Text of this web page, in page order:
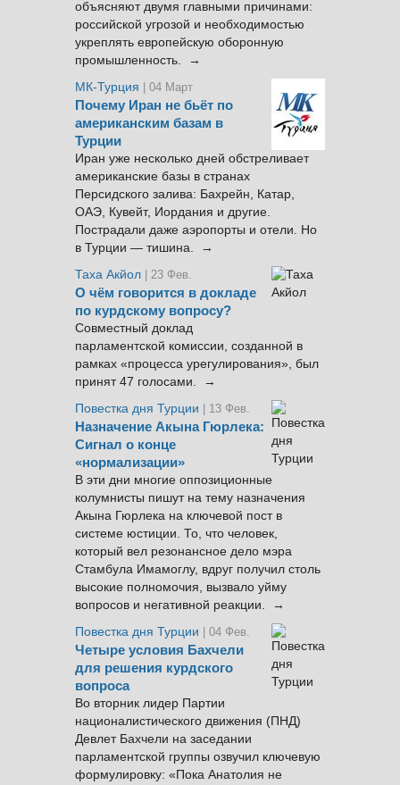
объясняют двумя главными причинами:
российской угрозой и необходимостью
укреплять европейскую оборонную
промышленность. →
МК-Турция
| 04 Март
Почему Иран не бьёт по
американским базам в
Турции
Иран уже несколько дней обстреливает
американские базы в странах
Персидского залива: Бахрейн, Катар,
ОАЭ, Кувейт, Иордания и другие.
Пострадали даже аэропорты и отели. Но
в Турции — тишина. →
Таха Акйол | 23 Фев.
О чём говорится в докладе
по курдскому вопросу?
Совместный доклад
парламентской комиссии, созданной в
рамках «процесса урегулирования», был
принят 47 голосами. →
Повестка дня Турции
| 13 Фев.
Назначение Акына Гюрлека:
Сигнал о конце
«нормализации»
В эти дни многие оппозиционные
колумнисты пишут на тему назначения
Акына Гюрлека на ключевой пост в
системе юстиции. То, что человек,
который вел резонансное дело мэра
Стамбула Имамоглу, вдруг получил столь
высокие полномочия, вызвало уйму
вопросов и негативной реакции. →
Повестка дня Турции
| 04 Фев.
Четыре условия Бахчели
для решения курдского
вопроса
Во вторник лидер Партии
националистического движения (ПНД)
Девлет Бахчели на заседании
парламентской группы озвучил ключевую
формулировку: «Пока Анатолия не